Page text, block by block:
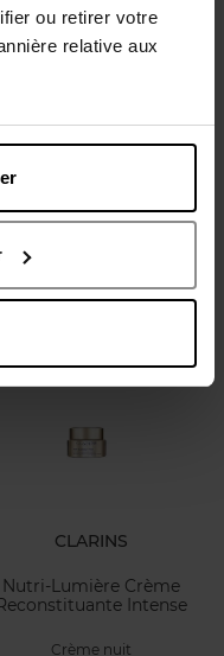
ou retirer votre
relative aux
SISLEY
La Nuit La Lotion
251,90 € Ajouter
CLARINS
Nutri-Lumière Crème
Intense
Crème nuit